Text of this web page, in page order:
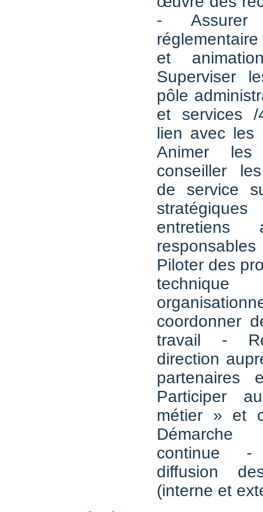
-
et
Superviser
pôle
et services
lien avec les
Animer
conseiller
de service
entretiens
Piloter des
coordonner
travail -
direction
partenaires
Participer
métier » et
Démarche
continue
diffusion
(interne et